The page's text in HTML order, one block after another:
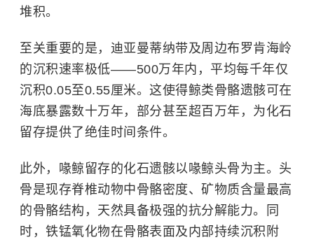
堆积。
至关重要的是，迪亚曼蒂纳带及周边布罗肯海岭
的沉积速率极低——500万年内，平均每千年仅
沉积0.05至0.55厘米。这使得鲸类骨骼遗骸可在
海底暴露数十万年，部分甚至超百万年，为化石
留存提供了绝佳时间条件。
此外，喙鲸留存的化石遗骸以喙鲸头骨为主。头
骨是现存脊椎动物中骨骼密度、矿物质含量最高
的骨骼结构，天然具备极强的抗分解能力。同
时，铁锰氧化物在骨骼表面及内部持续沉积附